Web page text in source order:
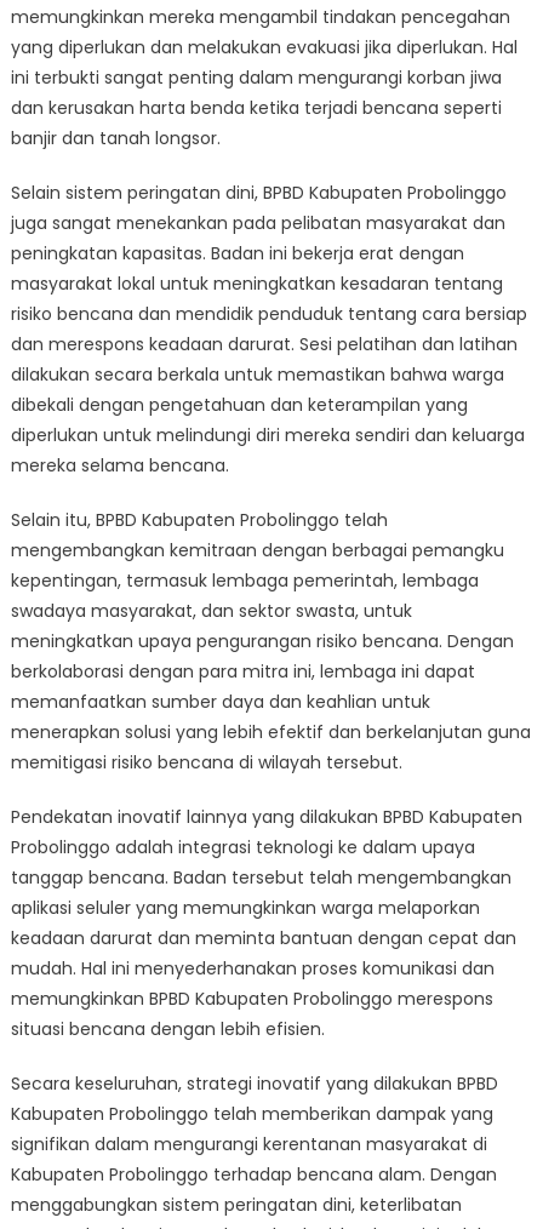
memungkinkan mereka mengambil tindakan pencegahan
yang diperlukan dan melakukan evakuasi jika diperlukan. Hal
ini terbukti sangat penting dalam mengurangi korban jiwa
dan kerusakan harta benda ketika terjadi bencana seperti
banjir dan tanah longsor.
Selain sistem peringatan dini, BPBD Kabupaten Probolinggo
juga sangat menekankan pada pelibatan masyarakat dan
peningkatan kapasitas. Badan ini bekerja erat dengan
masyarakat lokal untuk meningkatkan kesadaran tentang
risiko bencana dan mendidik penduduk tentang cara bersiap
dan merespons keadaan darurat. Sesi pelatihan dan latihan
dilakukan secara berkala untuk memastikan bahwa warga
dibekali dengan pengetahuan dan keterampilan yang
diperlukan untuk melindungi diri mereka sendiri dan keluarga
mereka selama bencana.
Selain itu, BPBD Kabupaten Probolinggo telah
mengembangkan kemitraan dengan berbagai pemangku
kepentingan, termasuk lembaga pemerintah, lembaga
swadaya masyarakat, dan sektor swasta, untuk
meningkatkan upaya pengurangan risiko bencana. Dengan
berkolaborasi dengan para mitra ini, lembaga ini dapat
memanfaatkan sumber daya dan keahlian untuk
menerapkan solusi yang lebih efektif dan berkelanjutan guna
memitigasi risiko bencana di wilayah tersebut.
Pendekatan inovatif lainnya yang dilakukan BPBD Kabupaten
Probolinggo adalah integrasi teknologi ke dalam upaya
tanggap bencana. Badan tersebut telah mengembangkan
aplikasi seluler yang memungkinkan warga melaporkan
keadaan darurat dan meminta bantuan dengan cepat dan
mudah. Hal ini menyederhanakan proses komunikasi dan
memungkinkan BPBD Kabupaten Probolinggo merespons
situasi bencana dengan lebih efisien.
Secara keseluruhan, strategi inovatif yang dilakukan BPBD
Kabupaten Probolinggo telah memberikan dampak yang
signifikan dalam mengurangi kerentanan masyarakat di
Kabupaten Probolinggo terhadap bencana alam. Dengan
menggabungkan sistem peringatan dini, keterlibatan